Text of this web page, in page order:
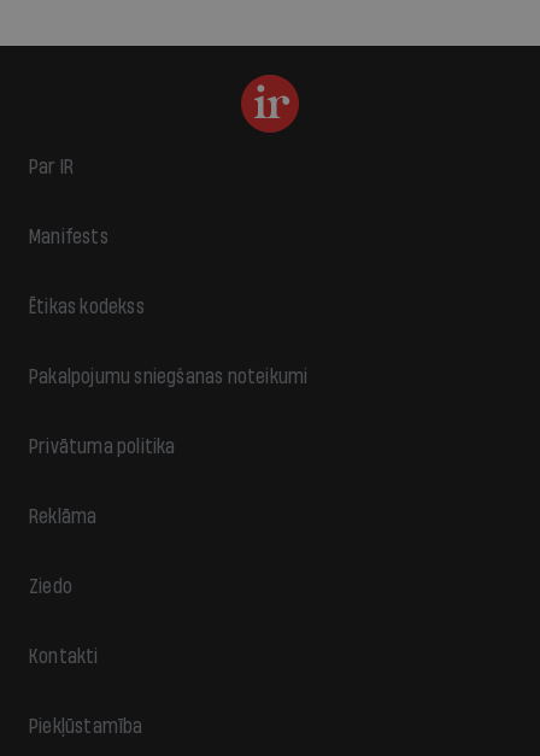
Par IR
Manifests
Ētikas kodekss
Pakalpojumu sniegšanas noteikumi
Privātuma politika
Reklāma
Ziedo
Kontakti
Piekļūstamība